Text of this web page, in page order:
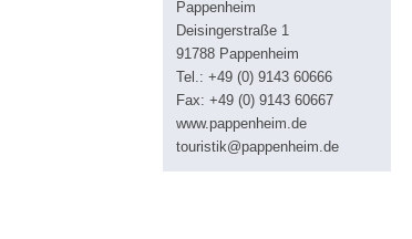
Pappenheim
Deisingerstraße 1
91788 Pappenheim
Tel.: +49 (0) 9143 60666
Fax: +49 (0) 9143 60667
www.pappenheim.de
touristik@pappenheim.de